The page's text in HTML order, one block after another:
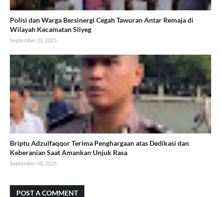
Polisi dan Warga Bersinergi Cegah Tawuran Antar Remaja di
Wilayah Kecamatan Sliyeg
September 22, 2025
Briptu Adzulfaqqor Terima Penghargaan atas Dedikasi dan
Keberanian Saat Amankan Unjuk Rasa
September 08, 2025
POST A COMMENT